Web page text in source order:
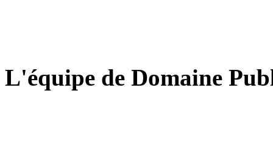
L'équipe de Domaine